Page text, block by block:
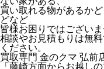
買い取れる物があるか
どなど
皆様お困りではございま
相談やお見積もりは無
ください。
買取専門 金のクマ 弘前
「藤崎方面からお越しの